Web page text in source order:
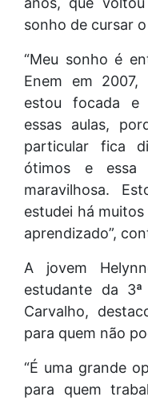
sonho de cursar
“Meu sonho é
Enem em 2007,
estou focada e
essas aulas,
particular fica
ótimos e essa
maravilhosa.
estudei há
aprendizado”,
A jovem
estudante da
Carvalho,
para quem não
“É uma grande
para quem